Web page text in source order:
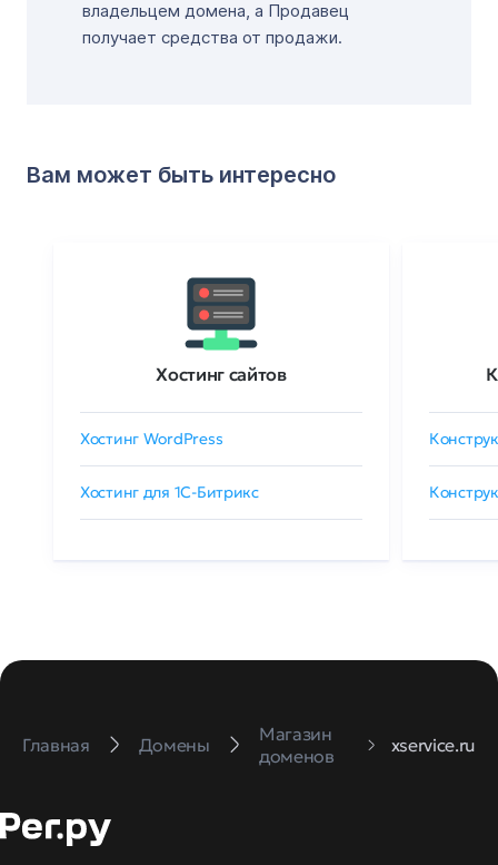
владельцем домена, а Продавец
получает средства от продажи.
Вам может быть интересно
Хостинг сайтов
Хостинг WordPress
Хостинг для 1C-Битрикс
Главная Домены
Магазин
доменов
xservice.ru